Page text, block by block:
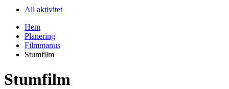
All aktivitet
Hem
Planering
Filmmanus
Stumfilm
Stumfilm